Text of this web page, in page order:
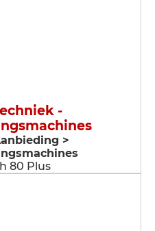
-
>
80 Plus